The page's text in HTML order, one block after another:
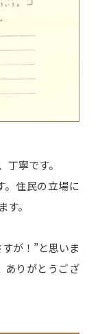
寧です。
。住民の立場に
。
が！”と思いま
ありがとうござ